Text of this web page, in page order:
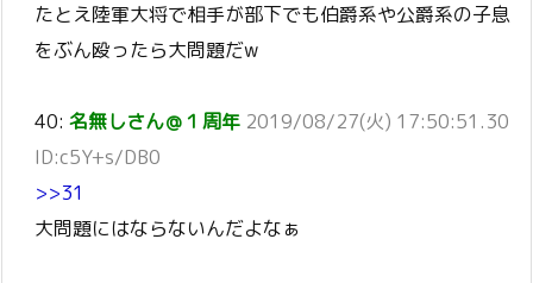
たとえ陸軍大将で相手が部下でも伯爵系や公爵系の子息
をぶん殴ったら大問題だw
40: 名無しさん＠１周年 2019/08/27(火) 17:50:51.30
ID:c5Y+s/DB0
>>31
大問題にはならないんだよなぁ